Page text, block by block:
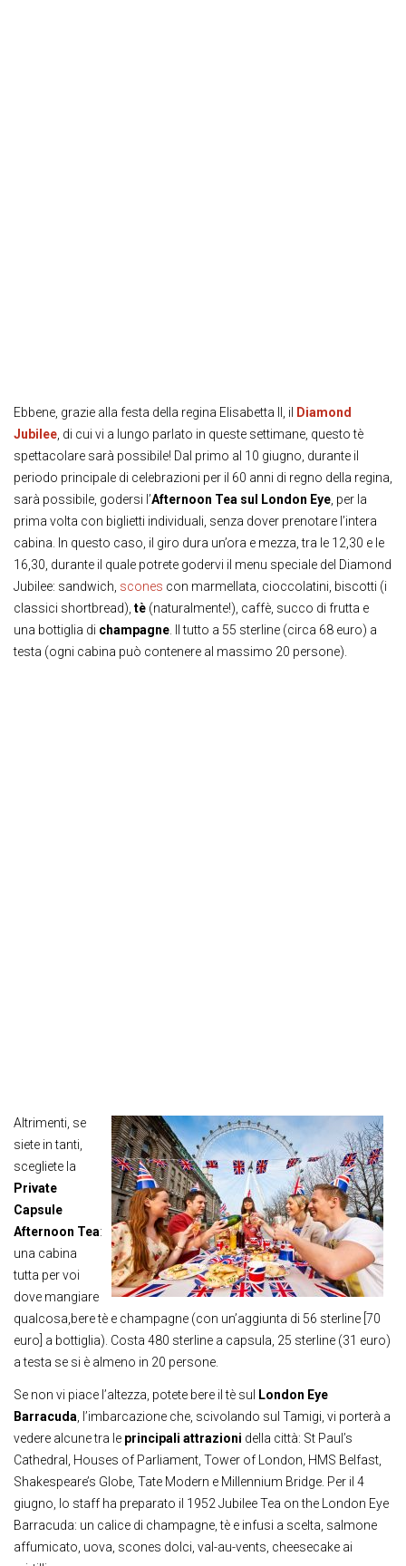
Ebbene, grazie alla festa della regina Elisabetta II, il
Diamond
Jubilee , di cui vi a lungo parlato in queste settimane, questo tè
spettacolare sarà possibile! Dal primo al 10 giugno, durante il
periodo principale di celebrazioni per il 60 anni di regno della regina,
sarà possibile, godersi l’Afternoon Tea sul London Eye , per la
prima volta con biglietti individuali, senza dover prenotare l’intera
cabina. In questo caso, il giro dura un’ora e mezza, tra le 12,30 e le
16,30, durante il quale potrete godervi il menu speciale del Diamond
Jubilee: sandwich, scones con marmellata, cioccolatini, biscotti (i
classici shortbread), tè (naturalmente!), caffè, succo di frutta e
una bottiglia di champagne . Il tutto a 55 sterline (circa 68 euro) a
testa (ogni cabina può contenere al massimo 20 persone).
Altrimenti, se
siete in tanti,
scegliete la
Private
Capsule
Afternoon Tea:
una cabina
tutta per voi
dove mangiare
qualcosa,bere tè e champagne (con un’aggiunta di 56 sterline [70
euro] a bottiglia). Costa 480 sterline a capsula, 25 sterline (31 euro)
a testa se si è almeno in 20 persone.
Se non vi piace l’altezza, potete bere il tè sul
London Eye
Barracuda , l’imbarcazione che, scivolando sul Tamigi, vi porterà a
vedere alcune tra le principali attrazioni della città: St Paul’s
Cathedral, Houses of Parliament, Tower of London, HMS Belfast,
Shakespeare’s Globe, Tate Modern e Millennium Bridge. Per il 4
giugno, lo staff ha preparato il 1952 Jubilee Tea on the London Eye
Barracuda: un calice di champagne, tè e infusi a scelta, salmone
affumicato, uova, scones dolci, val-au-vents, cheesecake ai